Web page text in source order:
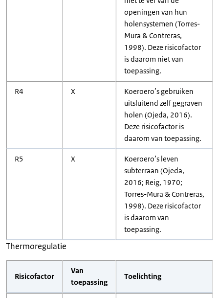
openingen van hun
holensystemen (Torres-
Mura & Contreras,
1998). Deze risicofactor
is daarom niet van
toepassing.
R4 X
Koeroero’s gebruiken
uitsluitend zelf gegraven
holen (Ojeda, 2016).
Deze risicofactor is
daarom van toepassing.
R5 X
Koeroero’s leven
subterraan (Ojeda,
2016; Reig, 1970;
Torres-Mura & Contreras,
1998). Deze risicofactor
is daarom van
toepassing.
Thermoregulatie
Risicofactor
Van
toepassing
Toelichting